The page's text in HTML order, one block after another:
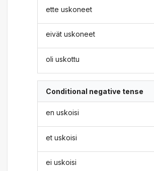
ette uskoneet
eivät uskoneet
oli uskottu
Conditional negative tense
en uskoisi
et uskoisi
ei uskoisi